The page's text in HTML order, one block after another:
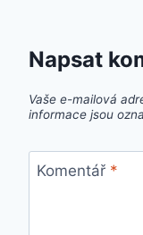
Napsat
Vaše e-mailová
informace jsou
Komentář *